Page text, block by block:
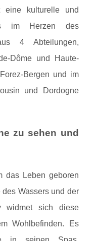
eine kulturelle und
im Herzen des
4 Abteilungen,
Dôme und Haute-
Bergen und im
und Dordogne
zu sehen und
das Leben geboren
Wassers und der
widmet sich diese
Wohlbefinden. Es